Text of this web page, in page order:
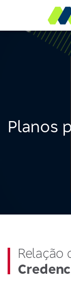
Planos
Relação